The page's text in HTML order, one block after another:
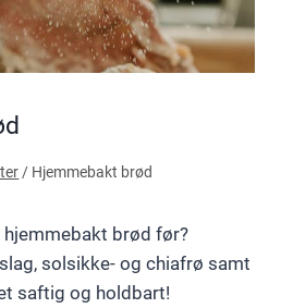
/ Hjemmebakt brød
brød før?
solsikke- og chiafrø samt
saftig og holdbart!